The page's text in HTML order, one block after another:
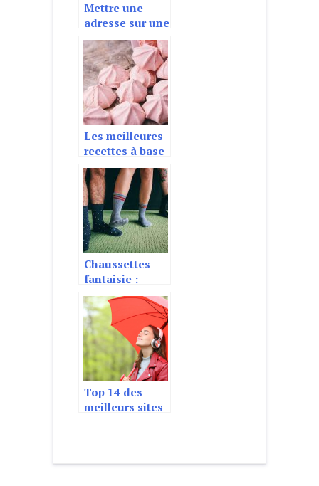
Mettre une
adresse sur une
enveloppe,
comment
procédé ?
Les meilleures
recettes à base
de meringues
Chaussettes
fantaisie :
comment faire
votre choix ?
Top 14 des
meilleurs sites